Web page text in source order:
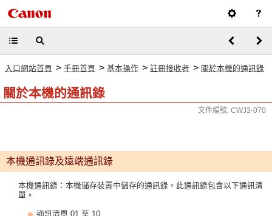
入口網站首頁 > 手冊首頁 > 基本操作 > 註冊接收者 > 關於本機的通訊錄
關於本機的通訊錄
文件編號: CWJ3-070
本機通訊錄及遠端通訊錄
本機通訊錄：本機儲存裝置中儲存的通訊錄。此通訊錄包含以下通訊清
單。
通訊清單 01 至 10